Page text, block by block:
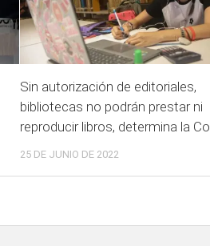
Sin autorización de editoriales,
bibliotecas no podrán prestar ni
reproducir libros, determina la
25 DE JUNIO DE 2022